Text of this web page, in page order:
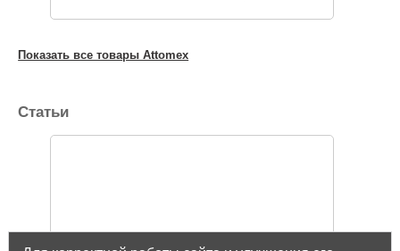
Показать все товары Attomex
Статьи